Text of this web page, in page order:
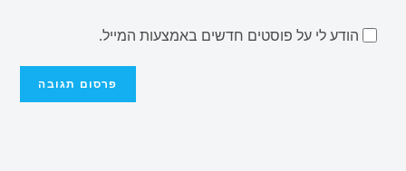
הודע לי על פוסטים חדשים באמצעות המייל.